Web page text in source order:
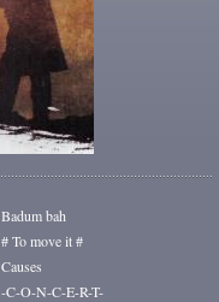
Badum bah
# To move it #
Causes
-C-O-N-C-E-R-T-